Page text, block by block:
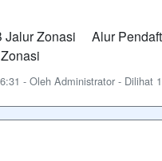
Jalur Zonasi Alur
- Oleh Administrator - Dilihat